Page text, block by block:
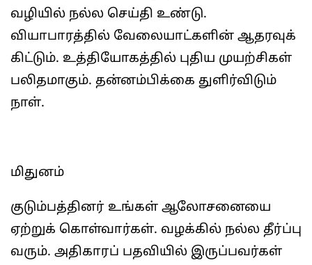
வழியில் நல்ல செய்தி உண்டு.
வியாபாரத்தில் வேலையாட்களின் ஆதரவுக்
கிட்டும். உத்தியோகத்தில் புதிய முயற்சிகள்
பலிதமாகும். தன்னம்பிக்கை துளிர்விடும்
நாள்.
மிதுனம்
குடும்பத்தினர் உங்கள் ஆலோசனையை
ஏற்றுக் கொள்வார்கள். வழக்கில் நல்ல தீர்ப்பு
வரும். அதிகாரப் பதவியில் இருப்பவர்கள்